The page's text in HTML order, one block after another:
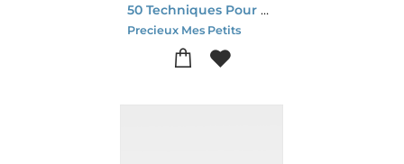
50 Techniques Pour Optimiser Ses Mitocho - Fatigue Energie Concentration
Precieux Mes Petits